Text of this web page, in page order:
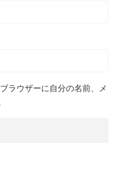
ラウザーに自分の名前、メ